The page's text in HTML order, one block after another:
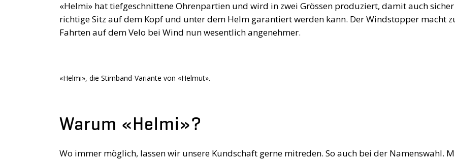
«Helmi» hat tiefgeschnittene Ohrenpartien und wird in zwei Grössen produziert, damit auch
richtige Sitz auf dem Kopf und unter dem Helm garantiert werden kann. Der Windstopper macht
Fahrten auf dem Velo bei Wind nun wesentlich angenehmer.
«Helmi», die Stirnband-Variante von «Helmut».
Warum «Helmi»?
Wo immer möglich, lassen wir unsere Kundschaft gerne mitreden. So auch bei der Namenswahl.